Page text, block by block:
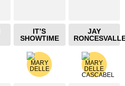
IT’S
SHOWTIME
JAY